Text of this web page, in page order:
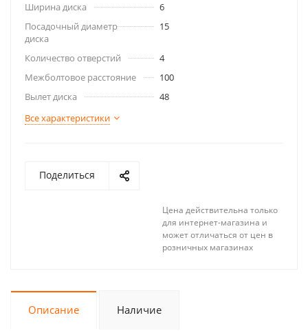
Ширина диска
6
Посадочный диаметр
диска
15
Количество отверстий
4
Межболтовое расстояние
100
Вылет диска
48
Все характеристики
Поделиться
Цена действительна только
для интернет-магазина и
может отличаться от цен в
розничных магазинах
Описание Наличие